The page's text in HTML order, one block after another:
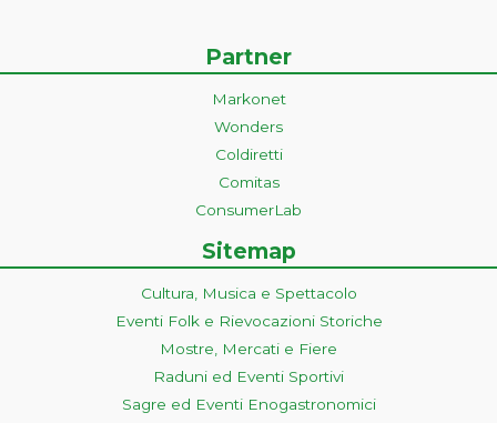
Partner
Markonet
Wonders
Coldiretti
Comitas
ConsumerLab
Sitemap
Cultura, Musica e Spettacolo
Eventi Folk e Rievocazioni Storiche
Mostre, Mercati e Fiere
Raduni ed Eventi Sportivi
Sagre ed Eventi Enogastronomici